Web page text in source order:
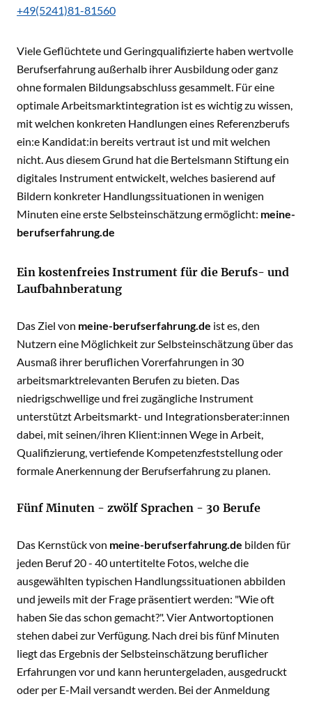
+49(5241)81-81560
Viele Geflüchtete und Geringqualifizierte haben wertvolle
Berufserfahrung außerhalb ihrer Ausbildung oder ganz
ohne formalen Bildungsabschluss gesammelt. Für eine
optimale Arbeitsmarktintegration ist es wichtig zu wissen,
mit welchen konkreten Handlungen eines Referenzberufs
ein:e Kandidat:in bereits vertraut ist und mit welchen
nicht. Aus diesem Grund hat die Bertelsmann Stiftung ein
digitales Instrument entwickelt, welches basierend auf
Bildern konkreter Handlungssituationen in wenigen
Minuten eine erste Selbsteinschätzung ermöglicht: meine-
berufserfahrung.de
Ein kostenfreies Instrument für die Berufs- und
Laufbahnberatung
Das Ziel von meine-berufserfahrung.de ist es, den
Nutzern eine Möglichkeit zur Selbsteinschätzung über das
Ausmaß ihrer beruflichen Vorerfahrungen in 30
arbeitsmarktrelevanten Berufen zu bieten. Das
niedrigschwellige und frei zugängliche Instrument
unterstützt Arbeitsmarkt- und Integrationsberater:innen
dabei, mit seinen/ihren Klient:innen Wege in Arbeit,
Qualifizierung, vertiefende Kompetenzfeststellung oder
formale Anerkennung der Berufserfahrung zu planen.
Fünf Minuten - zwölf Sprachen - 30 Berufe
Das Kernstück von meine-berufserfahrung.de bilden für
jeden Beruf 20 - 40 untertitelte Fotos, welche die
ausgewählten typischen Handlungssituationen abbilden
und jeweils mit der Frage präsentiert werden: "Wie oft
haben Sie das schon gemacht?". Vier Antwortoptionen
stehen dabei zur Verfügung. Nach drei bis fünf Minuten
liegt das Ergebnis der Selbsteinschätzung beruflicher
Erfahrungen vor und kann heruntergeladen, ausgedruckt
oder per E-Mail versandt werden. Bei der Anmeldung